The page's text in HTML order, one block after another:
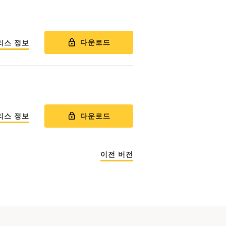
스 정보 다운로드
스 정보 다운로드
이전 버전